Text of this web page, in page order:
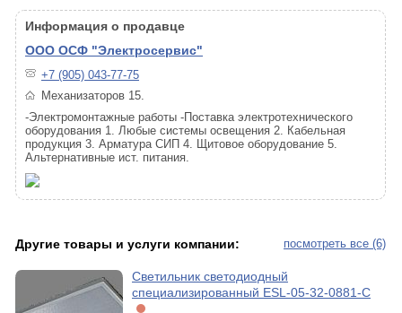
Информация о продавце
ООО ОСФ "Электросервис"
+7 (905) 043-77-75
Механизаторов 15.
-Электромонтажные работы -Поставка электротехнического
оборудования 1. Любые системы освещения 2. Кабельная
продукция 3. Арматура СИП 4. Щитовое оборудование 5.
Альтернативные ист. питания.
посмотреть все (6)
Другие товары и услуги компании:
Светильник светодиодный
специализированный ESL-05-32-0881-C